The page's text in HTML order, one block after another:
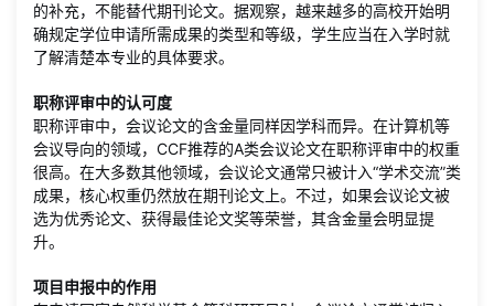
的补充，不能替代期刊论文。据观察，越来越多的高校开始明
确规定学位申请所需成果的类型和等级，学生应当在入学时就
了解清楚本专业的具体要求。
职称评审中的认可度
职称评审中，会议论文的含金量同样因学科而异。在计算机等
会议导向的领域，CCF推荐的A类会议论文在职称评审中的权重
很高。在大多数其他领域，会议论文通常只被计入“学术交流”类
成果，核心权重仍然放在期刊论文上。不过，如果会议论文被
选为优秀论文、获得最佳论文奖等荣誉，其含金量会明显提
升。
项目申报中的作用